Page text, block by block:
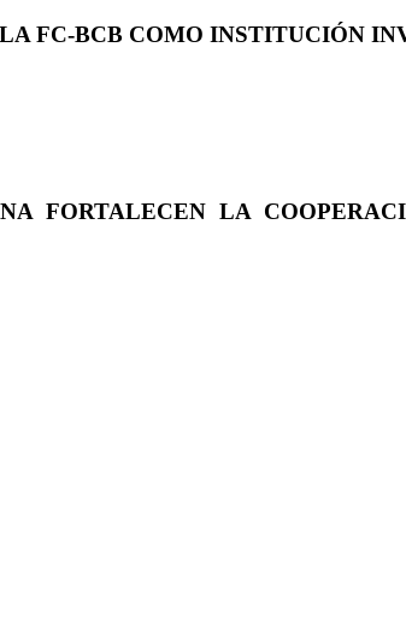
FC-BCB COMO INSTITUCIÓN
FORTALECEN LA